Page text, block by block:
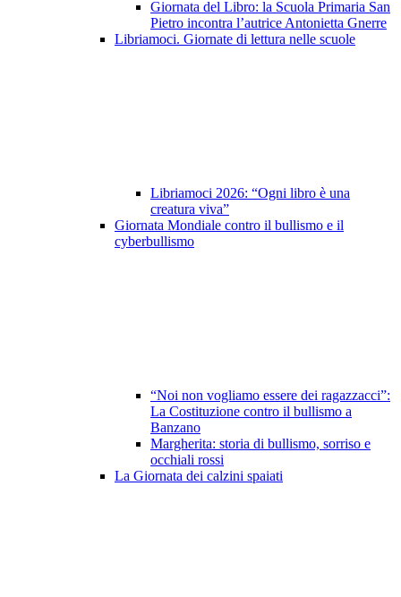
Giornata del Libro: la Scuola Primaria San
Pietro incontra l’autrice Antonietta Gnerre
Libriamoci. Giornate di lettura nelle scuole
Libriamoci 2026: “Ogni libro è una
creatura viva”
Giornata Mondiale contro il bullismo e il
cyberbullismo
“Noi non vogliamo essere dei ragazzacci”:
La Costituzione contro il bullismo a
Banzano
Margherita: storia di bullismo, sorriso e
occhiali rossi
La Giornata dei calzini spaiati